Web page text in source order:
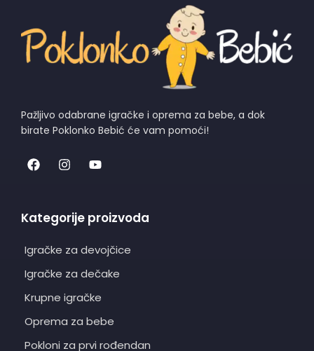
Pažljivo odabrane igračke i oprema za bebe, a dok
birate Poklonko Bebić će vam pomoći!
Kategorije proizvoda
Igračke za devojčice
Igračke za dečake
Krupne igračke
Oprema za bebe
Pokloni za prvi rođendan